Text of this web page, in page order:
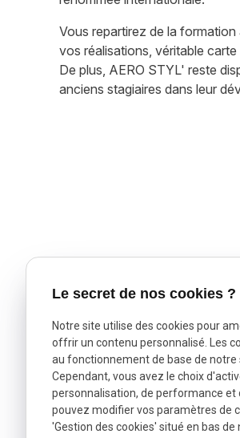
Vous repartirez de la
vos réalisations, véritable
De plus, AERO STYL' reste
anciens stagiaires dans leur
Le secret de nos cookies ?
Notre site utilise des cookies pour
offrir un contenu personnalisé. Les
au fonctionnement de base de
Cependant, vous avez le choix
personnalisation, de performance
pouvez modifier vos paramètres de
'Gestion des cookies' situé en bas